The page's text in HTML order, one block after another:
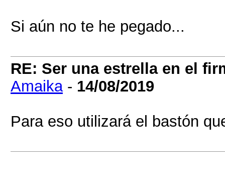
Si aún no te he pegado...
RE: Ser una estrella en el
Amaika- 14/08/2019
Para eso utilizará el bastón